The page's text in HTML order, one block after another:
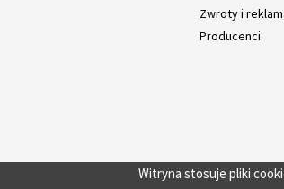
Zwroty i
Producenci
Witryna stosuje pliki